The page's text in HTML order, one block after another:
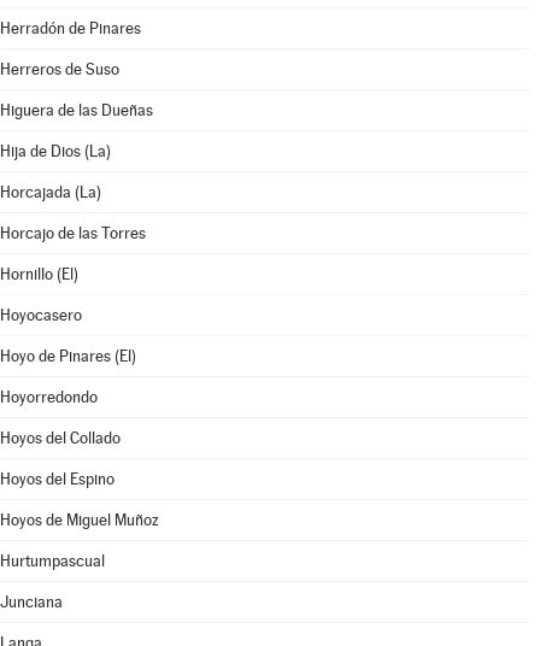
Herradón de Pinares
Herreros de Suso
Higuera de las Dueñas
Hija de Dios (La)
Horcajada (La)
Horcajo de las Torres
Hornillo (El)
Hoyocasero
Hoyo de Pinares (El)
Hoyorredondo
Hoyos del Collado
Hoyos del Espino
Hoyos de Miguel Muñoz
Hurtumpascual
Junciana